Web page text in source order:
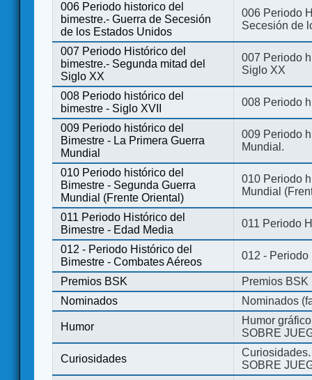
006 Periodo historico del
bimestre.- Guerra de Secesión
de los Estados Unidos
006 Periodo
Secesión de
007 Periodo Histórico del
bimestre.- Segunda mitad del
Siglo XX
007 Periodo
Siglo XX
008 Periodo histórico del
bimestre - Siglo XVII
008 Periodo
009 Periodo histórico del
Bimestre - La Primera Guerra
Mundial
009 Periodo
Mundial.
010 Periodo histórico del
Bimestre - Segunda Guerra
Mundial (Frente Oriental)
010 Periodo
Mundial
011 Periodo Histórico del
Bimestre - Edad Media
011 Periodo
012 - Periodo Histórico del
Bimestre - Combates Aéreos
012 - Periodo
Premios BSK
Premios BSK
Nominados
Nominados
Humor
Humor
SOBRE
Curiosidades
SOBRE